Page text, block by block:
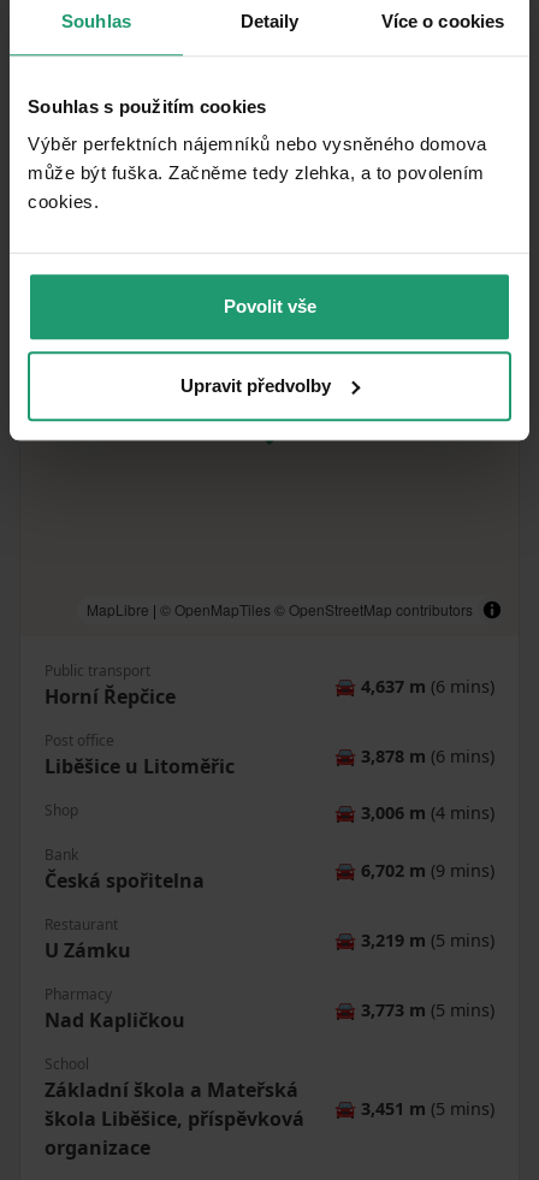
Souhlas Detaily Více o cookies
Souhlas s použitím cookies
Výběr perfektních nájemníků nebo vysněného domova
může být fuška. Začněme tedy zlehka, a to povolením
cookies.​
Povolit vše
Upravit předvolby
What you will find nearby
MapLibre | © OpenMapTiles © OpenStreetMap contributors
Public transport
Horní Řepčice 🚘 4,637 m (6 mins)
Post office
Liběšice u Litoměřic 🚘 3,878 m (6 mins)
Shop 🚘 3,006 m (4 mins)
Bank
Česká spořitelna 🚘 6,702 m (9 mins)
Restaurant
U Zámku 🚘 3,219 m (5 mins)
Pharmacy
Nad Kapličkou 🚘 3,773 m (5 mins)
School
Základní škola a Mateřská
škola Liběšice, příspěvková
organizace
🚘 3,451 m (5 mins)